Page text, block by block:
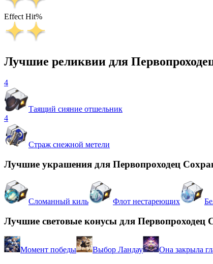
Effect Hit%
Лучшие реликвии для
4
Таящий сияние отшельник
4
Страж снежной метели
Лучшие украшения для Первопроходец
Сломанный киль Флот нестареющих
Лучшие световые конусы для Первопроходец
Момент победы Выбор Ландау Она закрыла